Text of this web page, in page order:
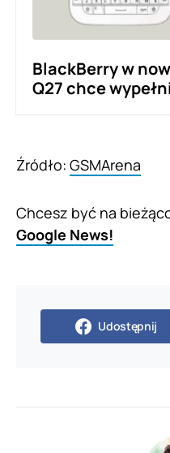
BlackBerry w
Q27 chce
Źródło: GSMArena
Chcesz być na
Google News!
Udostępnij